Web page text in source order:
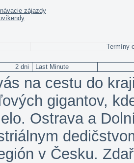
zájazdy
Termíny
2 dni Last Minute
na cestu do
gigantov,
Ostrava a
v Česku.